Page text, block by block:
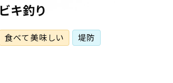
ビキ釣り
食べて美味しい 堤防